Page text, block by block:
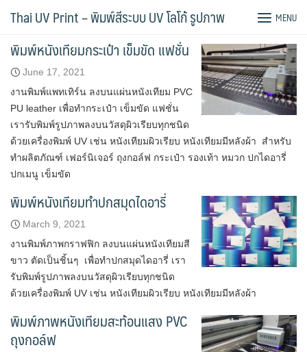
Thai UV Print – พิมพ์สีระบบ UV โลโก้ รูปภาพ MENU
Tag:สกรีนหนัง
พิมพ์หนังเทียมกระเป๋า เข็มขัด แฟชั่น
June 17, 2021
งานพิมพ์แพทเทิร์น ลงบนแผ่นหนังเทียม PVC
PU leather เพื่อทำกระเป๋า เข็มขัด แฟชั่น
เรารับพิมพ์รูปภาพลงบนวัสดุผิวเรียบทุกชนิด
ด้วยเครื่องพิมพ์ UV เช่น หนังเทียมผิวเรียบ หนังเทียมมีหลังผ้า สำหรับ
ทำผลิตภัณฑ์ เฟอร์นิเจอร์ ถุงกอล์ฟ กระเป๋า รองเท้า หมวก ปกไดอารี่
ปกเมนู เข็มขัด
พิมพ์หนังเทียมทำปกสมุดไดอารี่
March 9, 2021
งานพิมพ์ภาพกราฟฟิก ลงบนแผ่นหนังเทียมสี
ขาว ตัดเป็นชิ้นๆ เพื่อทำปกสมุดไดอารี่ เรา
รับพิมพ์รูปภาพลงบนวัสดุผิวเรียบทุกชนิด
ด้วยเครื่องพิมพ์ UV เช่น หนังเทียมผิวเรียบ หนังเทียมมีหลังผ้า
พิมพ์ภาพหนังเทียมสะท้อนแสง PVC
ถุงกอล์ฟ